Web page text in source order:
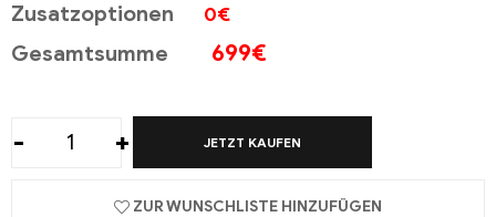
Zusatzoptionen 0€
Gesamtsumme 699€
- + JETZT KAUFEN
ZUR WUNSCHLISTE HINZUFÜGEN